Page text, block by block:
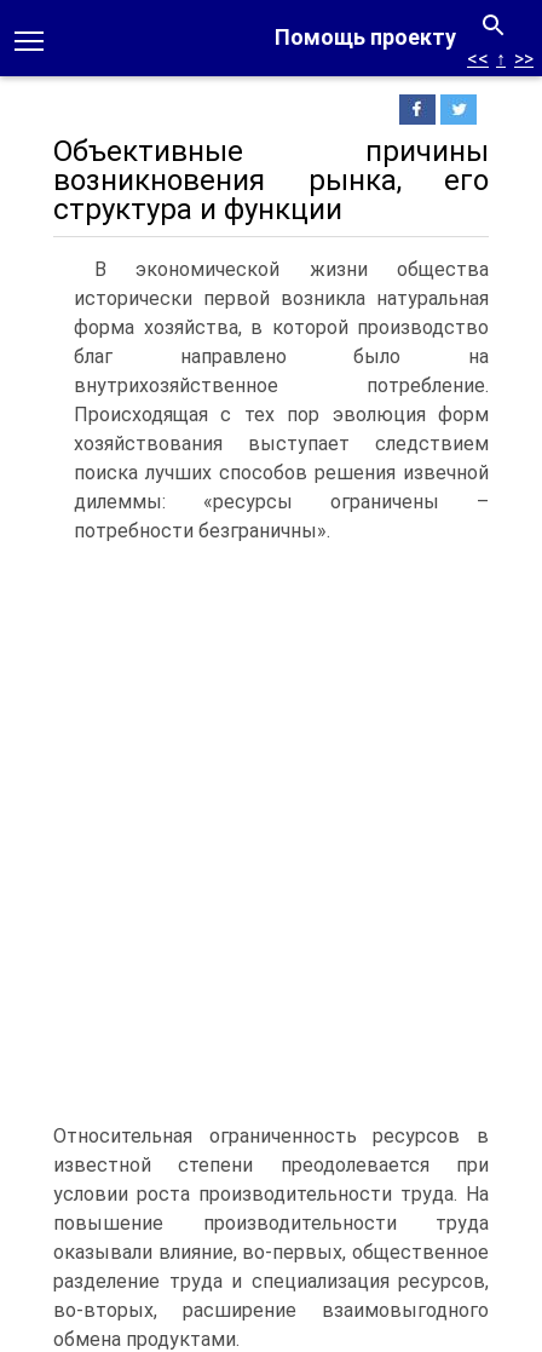
Помощь проекту
<< ↑ >>
Объективные причины
возникновения рынка, его
структура и функции
В экономической жизни общества
исторически первой возникла натуральная
форма хозяйства, в которой производство
благ направлено было на
внутрихозяйственное потребление.
Происходящая с тех пор эволюция форм
хозяйствования выступает следствием
поиска лучших способов решения извечной
дилеммы: «ресурсы ограничены –
потребности безграничны».
Относительная ограниченность ресурсов в
известной степени преодолевается при
условии роста производительности труда. На
повышение производительности труда
оказывали влияние, во-первых, общественное
разделение труда и специализация ресурсов,
во-вторых, расширение взаимовыгодного
обмена продуктами.